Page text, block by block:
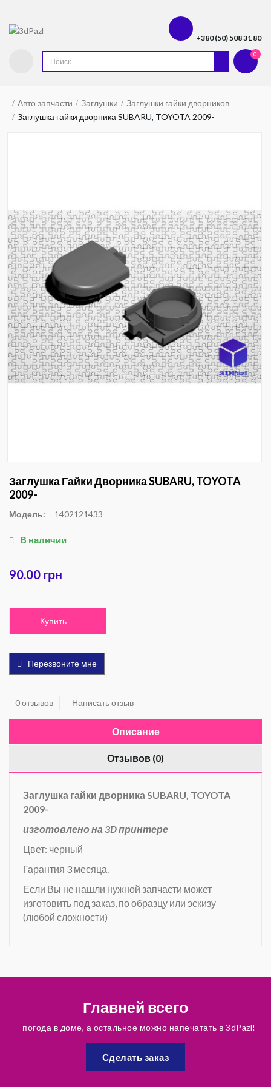
+380 (50) 508 31 80
0
Авто запчасти Заглушки
Заглушки гайки дворников
Заглушка гайки дворника SUBARU, TOYOTA 2009-
Заглушка Гайки Дворника SUBARU, TOYOTA
2009-
Модель: 1402121433
В наличии
90.00 грн
Купить
Перезвоните мне
0 отзывов Написать отзыв
Описание
Отзывов (0)
Заглушка гайки дворника SUBARU, TOYOTA
2009-
изготовлено на 3D принтере
Цвет: черный
Гарантия 3 месяца.
Если Вы не нашли нужной запчасти может
изготовить под заказ, по образцу или эскизу
(любой сложности)
Главней всего
– погода в доме, а остальное можно напечатать в 3dPazl!
Сделать заказ